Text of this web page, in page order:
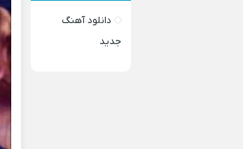
دانلود آهنگ
جدید